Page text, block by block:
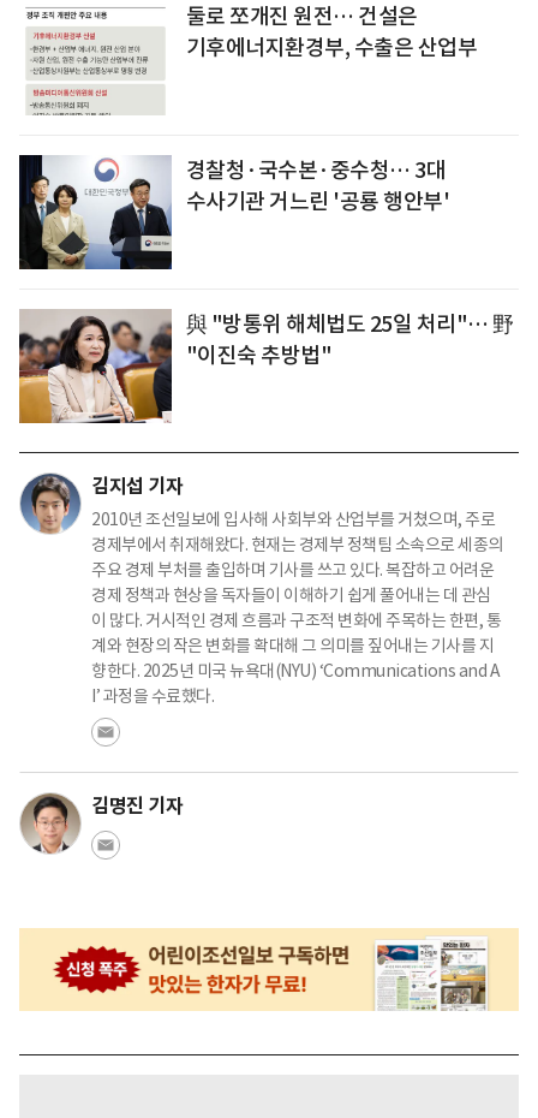
둘로 쪼개진 원전… 건설은
기후에너지환경부, 수출은 산업부
경찰청·국수본·중수청… 3대
수사기관 거느린 '공룡 행안부'
與 "방통위 해체법도 25일 처리"… 野
"이진숙 추방법"
김지섭 기자
2010년 조선일보에 입사해 사회부와 산업부를 거쳤으며, 주로
경제부에서 취재해왔다. 현재는 경제부 정책팀 소속으로 세종의
주요 경제 부처를 출입하며 기사를 쓰고 있다. 복잡하고 어려운
경제 정책과 현상을 독자들이 이해하기 쉽게 풀어내는 데 관심
이 많다. 거시적인 경제 흐름과 구조적 변화에 주목하는 한편, 통
계와 현장의 작은 변화를 확대해 그 의미를 짚어내는 기사를 지
향한다. 2025년 미국 뉴욕대(NYU) ‘Communications and A
I’ 과정을 수료했다.
김명진 기자